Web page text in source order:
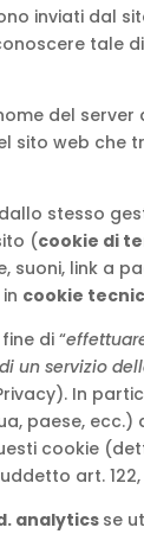
inviati dal
tale
del
sito web che
stesso
(cookie di
suoni, link a
cookie
di “
un servizio
Privacy). In
paese,
cookie
art.
analyticsse